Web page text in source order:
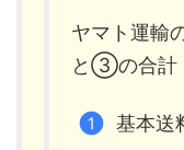
ヤマト運
と③の合計
基本送